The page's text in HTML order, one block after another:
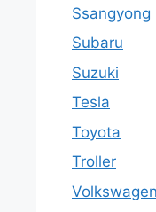
Ssangyong
Subaru
Suzuki
Tesla
Toyota
Troller
Volkswagen